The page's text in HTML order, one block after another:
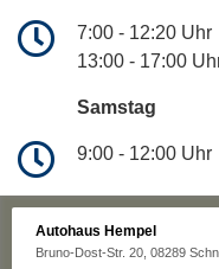
7:00 - 12:20 Uhr
13:00 - 17:00
Samstag
9:00 - 12:00 Uhr
Autohaus Hempel
Bruno-Dost-Str. 20, 08289